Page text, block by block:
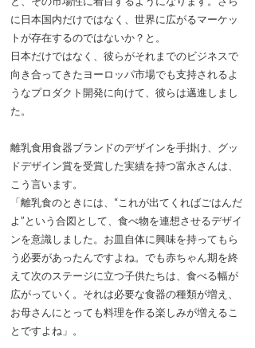
に日本国内だけではなく、世界に広がるマーケッ
トが存在するのではないか？と。
日本だけではなく、彼らがそれまでのビジネスで
向き合ってきたヨーロッパ市場でも支持されるよ
うなプロダクト開発に向けて、彼らは邁進しまし
た。
離乳食用食器ブランドのデザインを手掛け、グッ
ドデザイン賞を受賞した実績を持つ富永さんは、
こう言います。
「離乳食のときには、“これが出てくればごはんだ
よ”という合図として、食べ物を連想させるデザイ
ンを意識しました。お皿自体に興味を持ってもら
う必要があったんですよね。でも赤ちゃん期を終
えて次のステージに立つ子供たちは、食べる幅が
広がっていく。それは必要な食器の種類が増え、
お母さんにとっても料理を作る楽しみが増えるこ
とですよね」。